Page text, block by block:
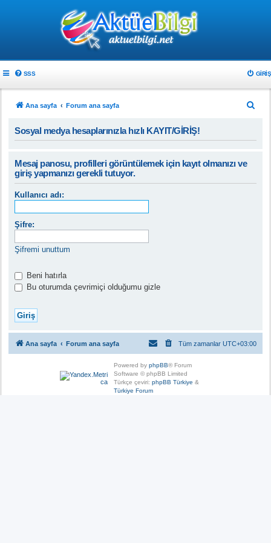
SSS GIRIŞ
Ana sayfa Forum ana sayfa
Sosyal medya hesaplarınızla hızlı KAYIT/GİRİŞ!
Mesaj panosu, profilleri görüntülemek için kayıt olmanızı ve
giriş yapmanızı gerekli tutuyor.
Kullanıcı adı:
Şifre:
Şifremi unuttum
Beni hatırla
Bu oturumda çevrimiçi olduğumu gizle
Ana sayfa Forum ana sayfa Tüm zamanlar UTC+03:00
Powered by phpBB® Forum
Software © phpBB Limited
Türkçe çeviri: phpBB Türkiye &
Türkiye Forum